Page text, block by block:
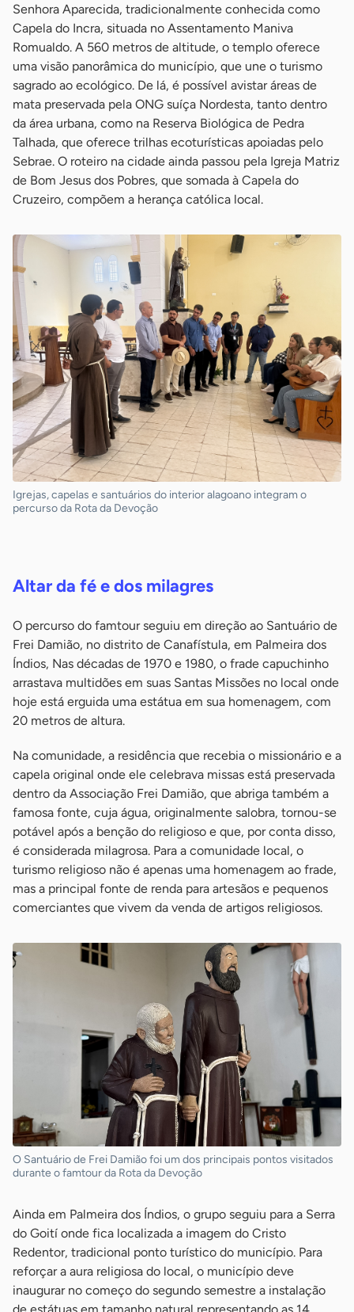
Senhora Aparecida, tradicionalmente conhecida como
Capela do Incra, situada no Assentamento Maniva
Romualdo. A 560 metros de altitude, o templo oferece
uma visão panorâmica do município, que une o turismo
sagrado ao ecológico. De lá, é possível avistar áreas de
mata preservada pela ONG suíça Nordesta, tanto dentro
da área urbana, como na Reserva Biológica de Pedra
Talhada, que oferece trilhas ecoturísticas apoiadas pelo
Sebrae. O roteiro na cidade ainda passou pela Igreja Matriz
de Bom Jesus dos Pobres, que somada à Capela do
Cruzeiro, compõem a herança católica local.
Igrejas, capelas e santuários do interior alagoano integram o
percurso da Rota da Devoção
Altar da fé e dos milagres
O percurso do famtour seguiu em direção ao Santuário de
Frei Damião, no distrito de Canafístula, em Palmeira dos
Índios, Nas décadas de 1970 e 1980, o frade capuchinho
arrastava multidões em suas Santas Missões no local onde
hoje está erguida uma estátua em sua homenagem, com
20 metros de altura.
Na comunidade, a residência que recebia o missionário e a
capela original onde ele celebrava missas está preservada
dentro da Associação Frei Damião, que abriga também a
famosa fonte, cuja água, originalmente salobra, tornou-se
potável após a benção do religioso e que, por conta disso,
é considerada milagrosa. Para a comunidade local, o
turismo religioso não é apenas uma homenagem ao frade,
mas a principal fonte de renda para artesãos e pequenos
comerciantes que vivem da venda de artigos religiosos.
O Santuário de Frei Damião foi um dos principais pontos visitados
durante o famtour da Rota da Devoção
Ainda em Palmeira dos Índios, o grupo seguiu para a Serra
do Goití onde fica localizada a imagem do Cristo
Redentor, tradicional ponto turístico do município. Para
reforçar a aura religiosa do local, o município deve
inaugurar no começo do segundo semestre a instalação